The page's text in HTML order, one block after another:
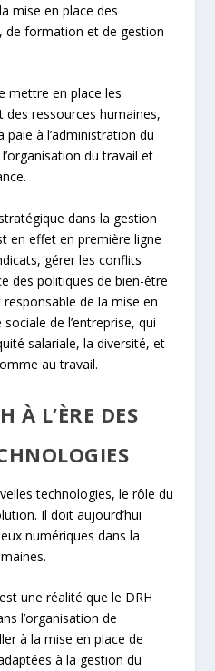
mise en place des
de formation et de gestion
mettre en place les
ressources humaines,
à l’administration du
du travail et
dans la gestion
en effet en première ligne
gérer les conflits
des politiques de bien-être
de la mise en
de l’entreprise, qui
salariale, la diversité, et
au travail.
À L’ÈRE DES
technologies, le rôle du
Il doit aujourd’hui
numériques dans la
une réalité que le DRH
l’organisation de
à la mise en place de
à la gestion du